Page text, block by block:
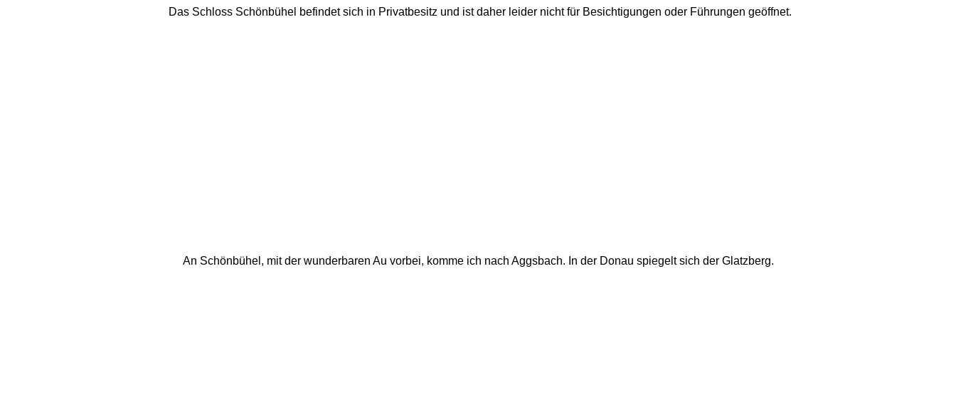
Das Schloss Schönbühel befindet sich in Privatbesitz und ist daher leider nicht für Besichtigungen oder Führungen geöffnet.
An Schönbühel, mit der wunderbaren Au vorbei, komme ich nach Aggsbach. In der Donau spiegelt sich der Glatzberg.